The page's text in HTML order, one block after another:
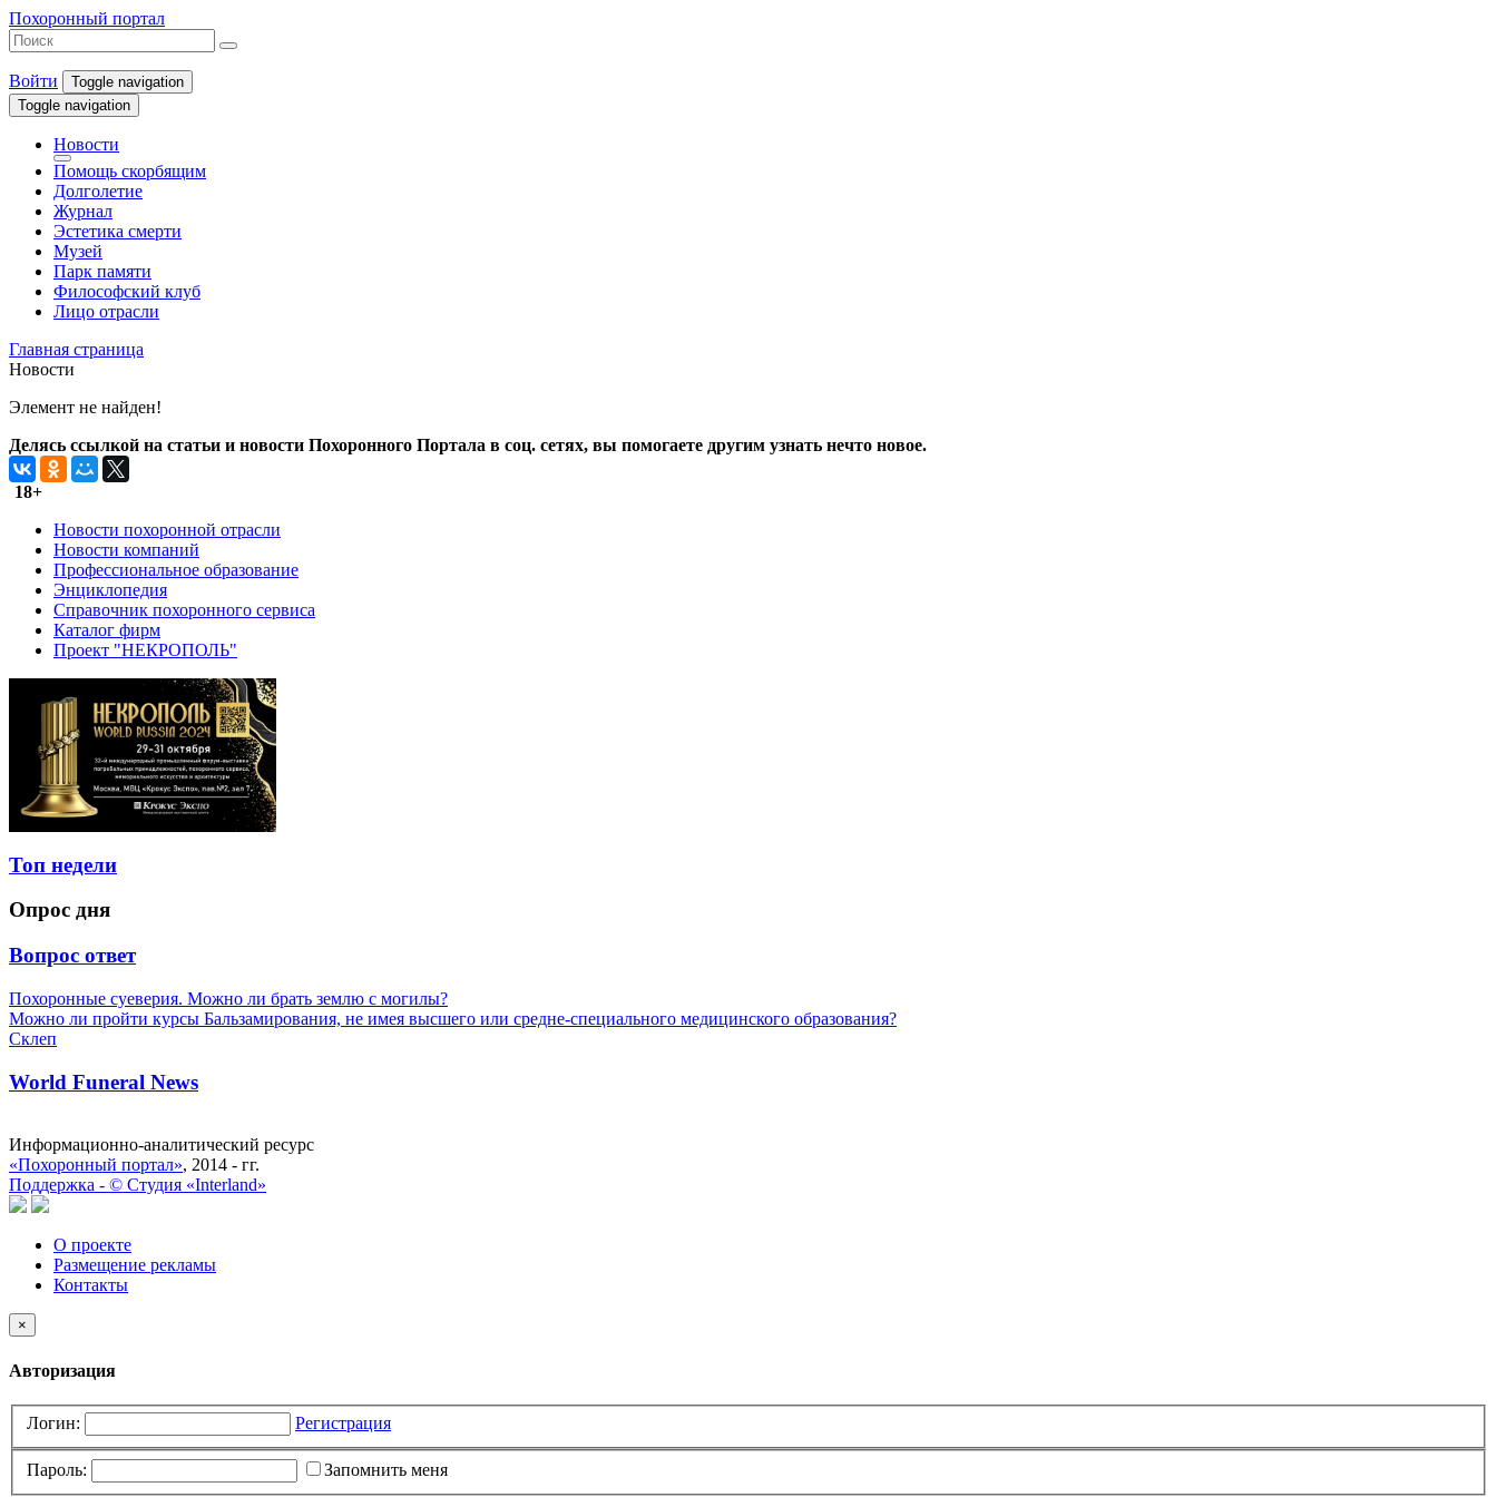
Похоронный портал
Войти
Toggle navigation
Toggle navigation
Новости
Помощь скорбящим
Долголетие
Журнал
Эстетика смерти
Музей
Парк памяти
Философский клуб
Лицо отрасли
Главная страница
Новости
Элемент не найден!
Делясь ссылкой на статьи и новости Похоронного Портала в соц. сетях, вы помогаете другим узнать нечто новое.
18+
Новости похоронной отрасли
Новости компаний
Профессиональное образование
Энциклопедия
Справочник похоронного сервиса
Каталог фирм
Проект "НЕКРОПОЛЬ"
Топ недели
Опрос дня
Вопрос ответ
Похоронные суеверия. Можно ли брать землю с могилы?
Можно ли пройти курсы Бальзамирования, не имея высшего или средне-специального медицинского образования?
Склеп
World Funeral News
Информационно-аналитический ресурс
«Похоронный портал», 2014 - гг.
Поддержка - © Cтудия «Interland»
О проекте
Размещение рекламы
Контакты
×
Авторизация
Логин: Регистрация
Пароль:
Запомнить меня